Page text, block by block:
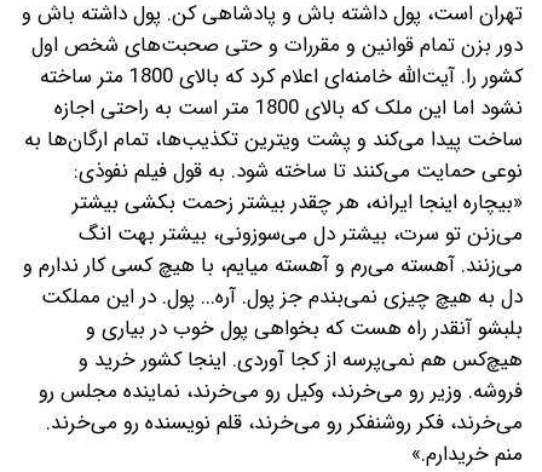
تهران است، پول داشته باش و پادشاهی کن. پول داشته باش و
دور بزن تمام قوانین و مقررات و حتی صحبت‌های شخص اول
کشور را. آیت‌الله خامنه‌ای اعلام کرد که بالای 1800 متر ساخته
نشود اما این ملک که بالای 1800 متر است به راحتی اجازه
ساخت پیدا می‌کند و پشت ویترین تکذیب‌ها، تمام ارگان‌ها به
نوعی حمایت می‌کنند تا ساخته شود. به قول فیلم نفوذی:
«بیچاره اینجا ایرانه، هر چقدر بیشتر زحمت بکشی بیشتر
می‌زنن تو سرت، بیشتر دل می‌سوزونی، بیشتر بهت انگ
می‌زنند. آهسته می‌رم و آهسته میایم، با هیچ کسی کار ندارم و
دل به هیچ چیزی نمی‌بندم جز پول. آره... پول. در این مملکت
بلبشو آنقدر راه هست که بخواهی پول خوب در بیاری و
هیچ‌کس هم نمی‌پرسه از کجا آوردی. اینجا کشور خرید و
فروشه. وزیر رو می‌خرند، وکیل رو می‌خرند، نماینده مجلس رو
می‌خرند، فکر روشنفکر رو می‌خرند، قلم نویسنده رو می‌خرند.
منم خریدارم.»